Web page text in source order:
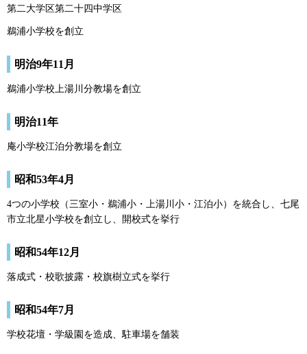
第二大学区第二十四中学区
鵜浦小学校を創立
明治9年11月
鵜浦小学校上湯川分教場を創立
明治11年
庵小学校江泊分教場を創立
昭和53年4月
4つの小学校（三室小・鵜浦小・上湯川小・江泊小）を統合し、七尾
市立北星小学校を創立し、開校式を挙行
昭和54年12月
落成式・校歌披露・校旗樹立式を挙行
昭和54年7月
学校花壇・学級園を造成、駐車場を舗装